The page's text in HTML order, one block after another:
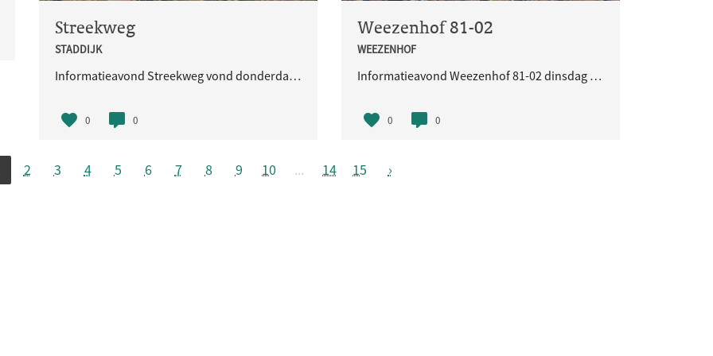
Streekweg
STADDIJK
Informatieavond Streekweg vond donderdag 20 mei 2021 van 19.15 tot 21.00 uur plaats.
0 0
Weezenhof 81-02
WEEZENHOF
Informatieavond Weezenhof 81-02 dinsdag 25 mei a.s..
0 0
2 3 4 5 6 7 8 9 10 ... 14 15 ›